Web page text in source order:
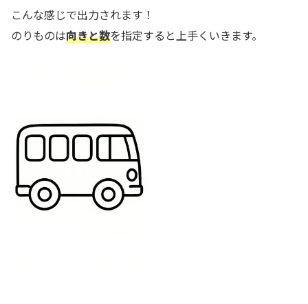
こんな感じで出力されます！
のりものは向きと数を指定すると上手くいきます。